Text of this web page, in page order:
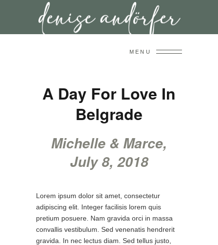
MENU
A Day For Love In
Belgrade
Michelle & Marce,
July 8, 2018
Lorem ipsum dolor sit amet, consectetur
adipiscing elit. Integer facilisis lorem quis
pretium posuere. Nam gravida orci in massa
convallis vestibulum. Sed venenatis hendrerit
gravida. In nec lectus diam. Sed tellus justo,